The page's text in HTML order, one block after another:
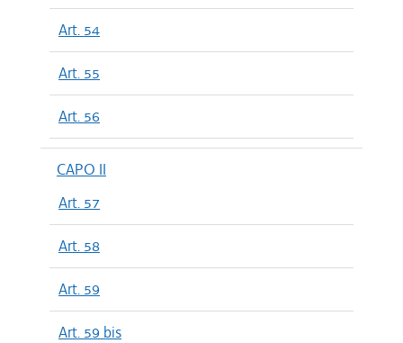
Art. 54
Art. 55
Art. 56
CAPO II
Art. 57
Art. 58
Art. 59
Art. 59 bis